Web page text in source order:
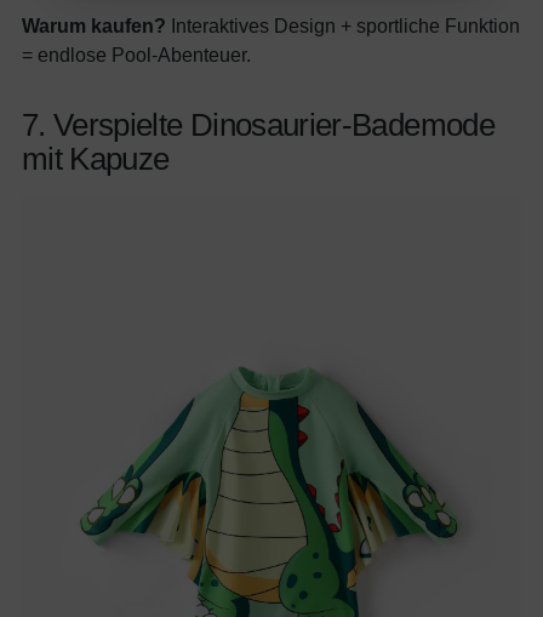
Warum kaufen? Interaktives Design + sportliche Funktion
= endlose Pool-Abenteuer.
7. Verspielte Dinosaurier-Bademode
mit Kapuze
Indem Sie sich anmelden, stimmen Sie unserer